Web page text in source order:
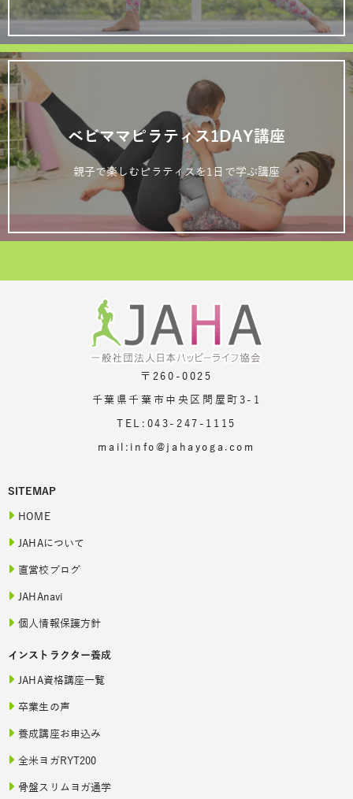
ベビママピラティス1DAY講座
親子で楽しむピラティスを1日で学ぶ講座
〒260-0025
千葉県千葉市中央区問屋町3-1
TEL:043-247-1115
mail:info@jahayoga.com
SITEMAP
HOME
JAHAについて
直営校ブログ
JAHAnavi
個人情報保護方針
インストラクター養成
JAHA資格講座一覧
卒業生の声
養成講座お申込み
全米ヨガRYT200
骨盤スリムヨガ通学